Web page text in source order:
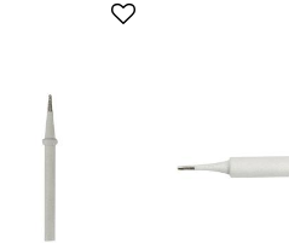
Add to favorites